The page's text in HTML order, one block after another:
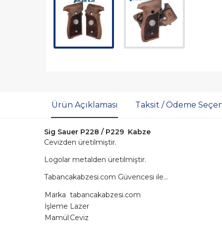
Ürün Açıklaması Taksit / Ödeme
Sig Sauer P228 / P229 Kabze
Cevizden üretilmiştir.
Logolar metalden üretilmiştir.
Tabancakabzesi.com Güvencesi ile...
Marka tabancakabzesi.com
İşleme Lazer
Mamül Ceviz